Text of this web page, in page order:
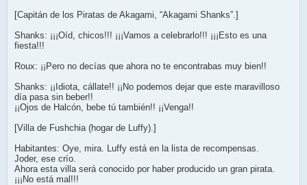
[Capitán de los Piratas de Akagami, “Akagami Shanks”.]
Shanks: ¡¡¡Oíd, chicos!!! ¡¡¡Vamos a celebrarlo!!! ¡¡¡Esto es una
fiesta!!!
Roux: ¡¡Pero no decías que ahora no te encontrabas muy bien!!
Shanks: ¡¡Idiota, cállate!! ¡¡No podemos dejar que este maravilloso
día pasa sin beber!!
¡¡Ojos de Halcón, bebe tú también!! ¡¡Venga!!
[Villa de Fushchia (hogar de Luffy).]
Habitantes: Oye, mira. Luffy está en la lista de recompensas.
Joder, ese crío.
Ahora esta villa será conocido por haber producido un gran pirata.
¡¡¡No está mal!!!